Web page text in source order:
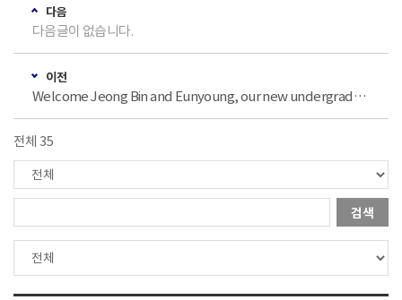
다음
다음글이 없습니다.
이전
Welcome Jeong Bin and Eunyoung, our new undergraduate interns for Winter 2025!
전체 35
검색